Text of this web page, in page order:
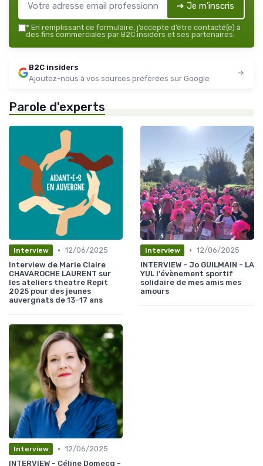
➔ Je m'inscris
* En remplissant ce formulaire, j’accepte d’être contacté(e) à
des fins commerciales par B2C insiders et ses partenaires.
B2C insiders
Ajoutez-nous à vos sources préférées sur Google
Parole d'experts
Interview • 12/06/2025
Interview de Marie Claire
CHAVAROCHE LAURENT sur
les ateliers theatre Repit
2025 pour des jeunes
auvergnats de 13-17 ans
Interview • 12/06/2025
INTERVIEW - Jo GUILMAIN - LA
YUL l'évènement sportif
solidaire de mes amis mes
amours
Interview • 12/06/2025
INTERVIEW - Céline Domecq -